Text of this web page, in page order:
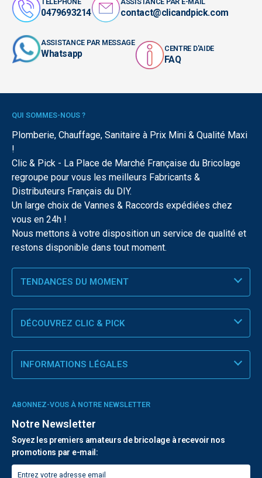
0479693214 contact@clicandpick.com
ASSISTANCE PAR MESSAGE
Whatsapp CENTRE D'AIDE
FAQ
QUI SOMMES-NOUS ?
Plomberie, Chauffage, Sanitaire à Prix Mini & Qualité Maxi
!
Clic & Pick - La Place de Marché Française du Bricolage
regroupe pour vous les meilleurs Fabricants &
Distributeurs Français du DIY.
Un large choix de Vannes & Raccords expédiées chez
vous en 24h !
Nous mettons à votre disposition un service de qualité et
restons disponible dans tout moment.
TENDANCES DU MOMENT
DÉCOUVREZ CLIC & PICK
INFORMATIONS LÉGALES
ABONNEZ-VOUS À NOTRE NEWSLETTER
Notre Newsletter
Soyez les premiers amateurs de bricolage à recevoir nos
promotions par e-mail: